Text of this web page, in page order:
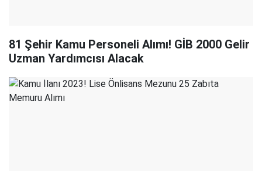
81 Şehir Kamu Personeli Alımı! GİB 2000 Gelir
Uzman Yardımcısı Alacak